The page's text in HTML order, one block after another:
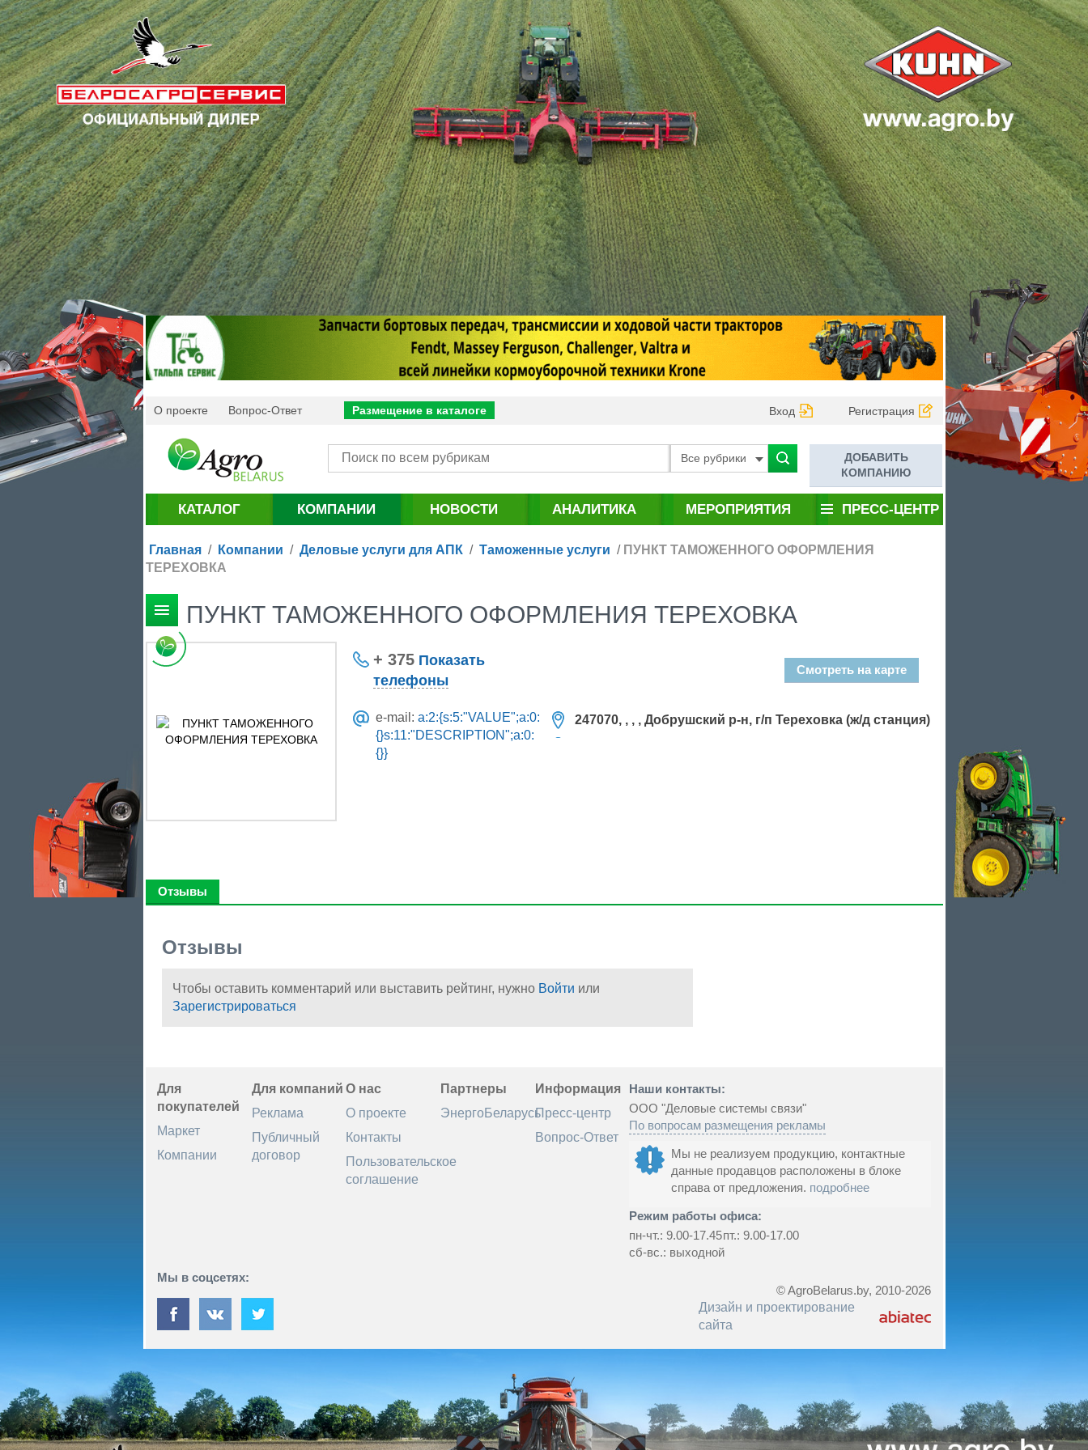
О проекте Вопрос-Ответ Размещение в каталоге Вход Регистрация
Все рубрики
ДОБАВИТЬ
КОМПАНИЮ
КАТАЛОГ КОМПАНИИ НОВОСТИ АНАЛИТИКА МЕРОПРИЯТИЯ ПРЕСС-ЦЕНТР
Главная / Компании / Деловые услуги для АПК / Таможенные услуги / ПУНКТ ТАМОЖЕННОГО ОФОРМЛЕНИЯ
ТЕРЕХОВКА
ПУНКТ ТАМОЖЕННОГО ОФОРМЛЕНИЯ ТЕРЕХОВКА
+ 375Показать
телефоны
e-mail: a:2:{s:5:"VALUE";a:0:
{}s:11:"DESCRIPTION";a:0:
{}}
Смотреть на карте
247070, , , , Добрушский р-н, г/п Тереховка (ж/д станция)
Отзывы
Отзывы
Чтобы оставить комментарий или выставить рейтинг, нужно Войти или
Зарегистрироваться
Для
покупателей
Маркет
Компании
Для компаний
Реклама
Публичный
договор
О нас
О проекте
Контакты
Пользовательское
соглашение
Партнеры
ЭнергоБеларусь
Информация
Пресс-центр
Вопрос-Ответ
Наши контакты:
ООО "Деловые системы связи"
По вопросам размещения рекламы
Мы не реализуем продукцию, контактные
данные продавцов расположены в блоке
справа от предложения. подробнее
Режим работы офиса:
пн-чт.: 9.00-17.45пт.: 9.00-17.00
сб-вс.: выходной
Мы в соцсетях:
© AgroBelarus.by, 2010-2026
Дизайн и проектирование
сайта